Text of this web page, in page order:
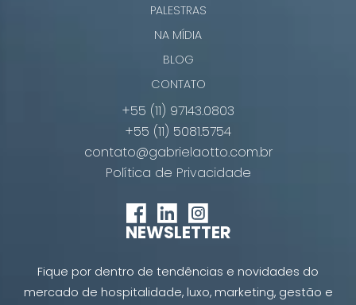
PALESTRAS
NA MÍDIA
BLOG
CONTATO
+55 (11) 97143.0803
+55 (11) 5081.5754
contato@gabrielaotto.com.br
Política de Privacidade
NEWSLETTER
Fique por dentro de tendências e novidades do
mercado de hospitalidade, luxo, marketing, gestão e